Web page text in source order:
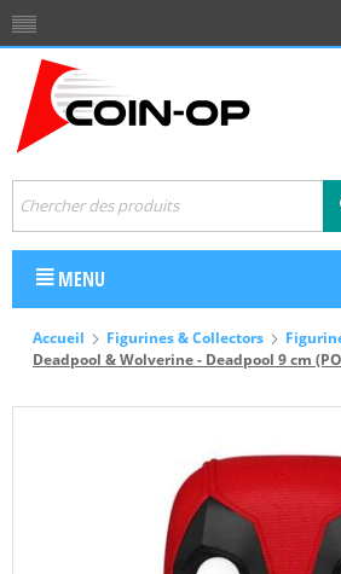
MENU
Accueil Figurines & Collectors
Deadpool & Wolverine - Deadpool 9 cm